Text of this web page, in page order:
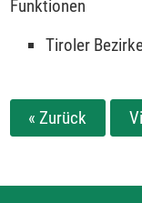
Funktionen
Tiroler
« Zurück